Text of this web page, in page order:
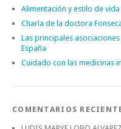
Alimentación y estilo de
Charla de la doctora
Las principales
España
Cuidado con las medicinas
COMENTARIOS